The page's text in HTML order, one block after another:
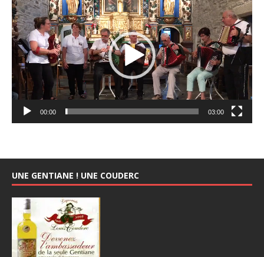
vidéo
00:00 03:00
UNE GENTIANE ! UNE COUDERC